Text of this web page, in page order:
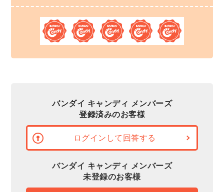
バンダイ キャンディ メンバーズ
登録済みのお客様
ログインして回答する
バンダイ キャンディ メンバーズ
未登録のお客様